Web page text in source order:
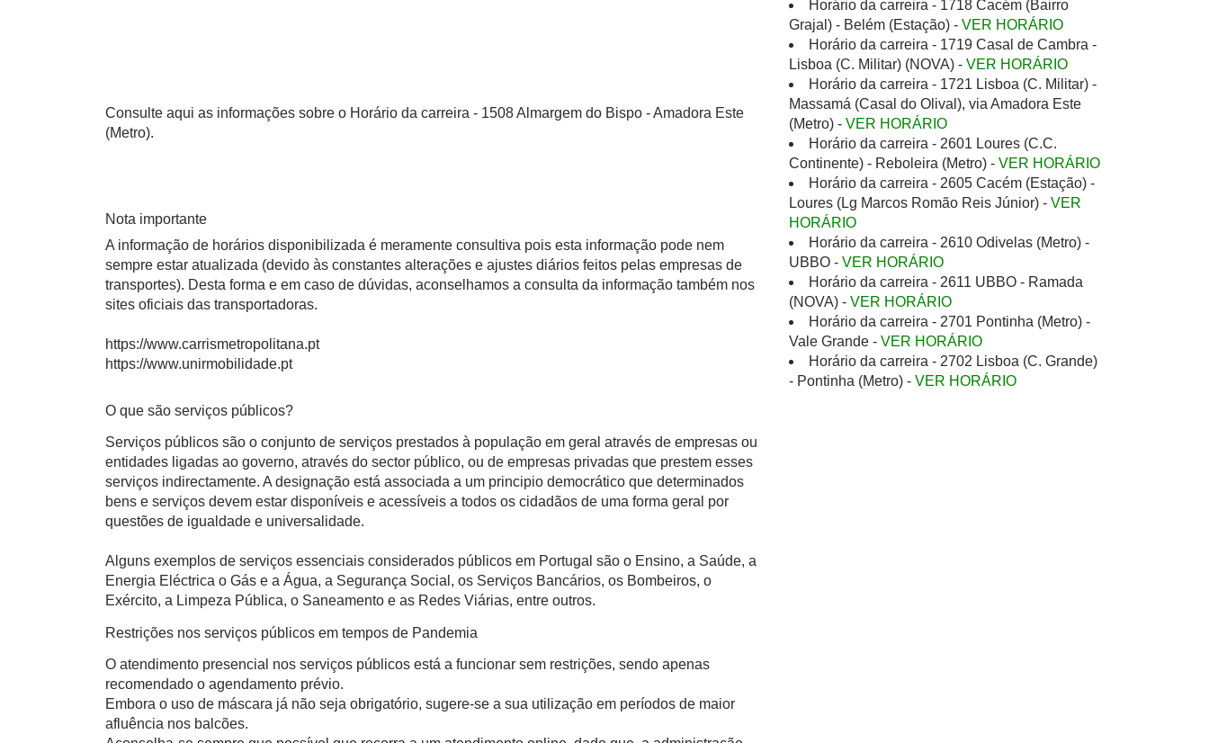
Consulte aqui as informações sobre o Horário da carreira - 1508 Almargem do Bispo - Amadora Este
(Metro).
Nota importante
A informação de horários disponibilizada é meramente consultiva pois esta informação pode nem
sempre estar atualizada (devido às constantes alterações e ajustes diários feitos pelas empresas de
transportes). Desta forma e em caso de dúvidas, aconselhamos a consulta da informação também nos
sites oficiais das transportadoras.
https://www.carrismetropolitana.pt
https://www.unirmobilidade.pt
O que são serviços públicos?
Serviços públicos são o conjunto de serviços prestados à população em geral através de empresas ou
entidades ligadas ao governo, através do sector público, ou de empresas privadas que prestem esses
serviços indirectamente. A designação está associada a um principio democrático que determinados
bens e serviços devem estar disponíveis e acessíveis a todos os cidadãos de uma forma geral por
questões de igualdade e universalidade.
Alguns exemplos de serviços essenciais considerados públicos em Portugal são o Ensino, a Saúde, a
Energia Eléctrica o Gás e a Água, a Segurança Social, os Serviços Bancários, os Bombeiros, o
Exército, a Limpeza Pública, o Saneamento e as Redes Viárias, entre outros.
Restrições nos serviços públicos em tempos de Pandemia
O atendimento presencial nos serviços públicos está a funcionar sem restrições, sendo apenas
recomendado o agendamento prévio.
Embora o uso de máscara já não seja obrigatório, sugere-se a sua utilização em períodos de maior
afluência nos balcões.
Horário da carreira - 1718 Cacém (Bairro
Grajal) - Belém (Estação) - VER HORÁRIO
Horário da carreira - 1719 Casal de Cambra -
Lisboa (C. Militar) (NOVA) - VER HORÁRIO
Horário da carreira - 1721 Lisboa (C. Militar) -
Massamá (Casal do Olival), via Amadora Este
(Metro) - VER HORÁRIO
Horário da carreira - 2601 Loures (C.C.
Continente) - Reboleira (Metro) - VER HORÁRIO
Horário da carreira - 2605 Cacém (Estação) -
Loures (Lg Marcos Romão Reis Júnior) - VER
HORÁRIO
Horário da carreira - 2610 Odivelas (Metro) -
UBBO - VER HORÁRIO
Horário da carreira - 2611 UBBO - Ramada
(NOVA) - VER HORÁRIO
Horário da carreira - 2701 Pontinha (Metro) -
Vale Grande - VER HORÁRIO
Horário da carreira - 2702 Lisboa (C. Grande)
- Pontinha (Metro) - VER HORÁRIO